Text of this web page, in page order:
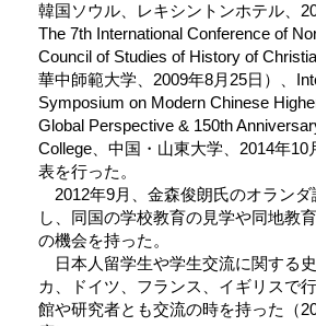
韓国ソウル、レキシントンホテル、
The 7th International Conference of
Council of Studies of History of
華中師範大学、2009年8月25日）、
Symposium on Modern Chinese
Global Perspective & 150th
College、中国・山東大学、2014年10
表を行った。
2012年9月、金森俊朗氏のオランダ
し、同国の学校教育の見学や同地教
の機会を持った。
日本人留学生や学生交流に関する
カ、ドイツ、フランス、イギリスで
館や研究者とも交流の時を持った（